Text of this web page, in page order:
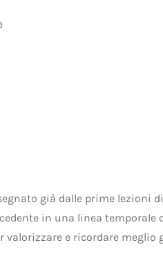
già dalle prime lezioni
in una linea
e ricordare